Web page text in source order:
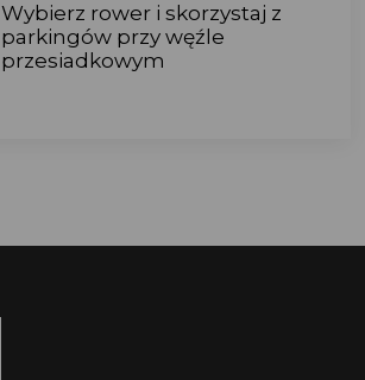
Wybierz rower i skorzystaj z
parkingów przy węźle
przesiadkowym